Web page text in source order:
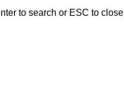
to search or ESC to close